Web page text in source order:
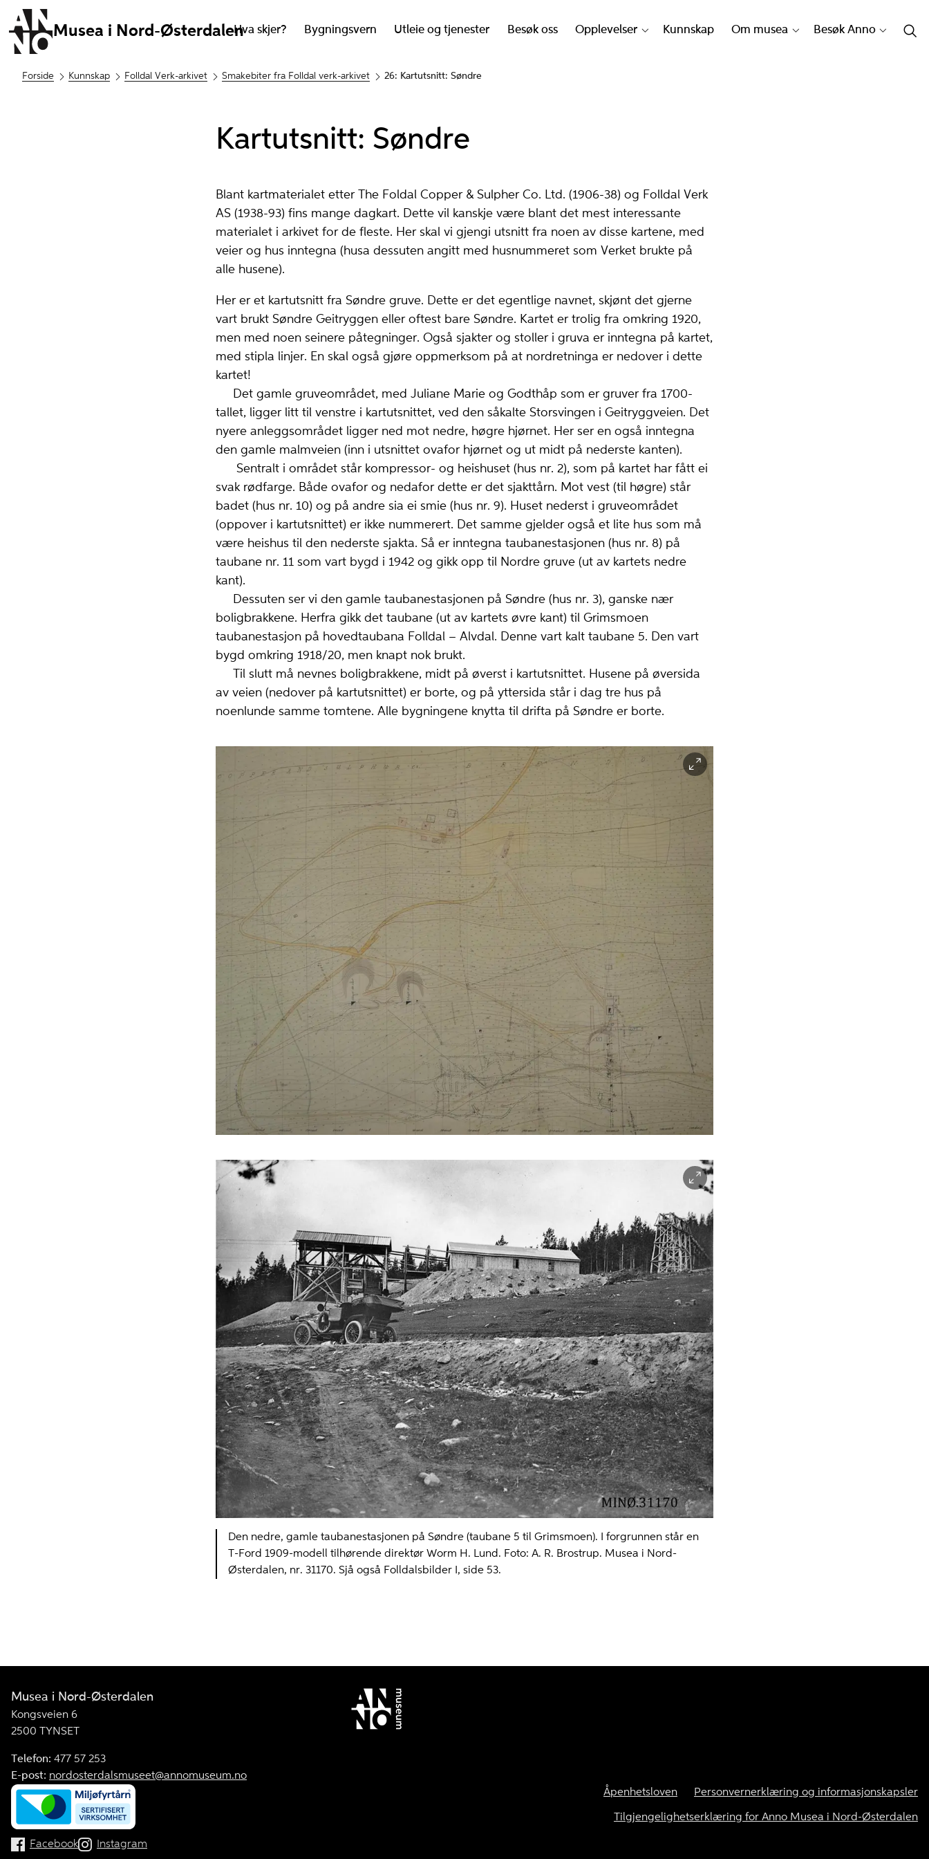
Musea i Nord-ØsterdalenHva skjer? Bygningsvern Utleie og tjenester Besøk oss Opplevelser Kunnskap Om musea Besøk Anno
Forside Kunnskap Folldal Verk-arkivet Smakebiter fra Folldal verk-arkivet 26: Kartutsnitt: Søndre
Kartutsnitt: Søndre
Blant kartmaterialet etter The Foldal Copper & Sulpher Co. Ltd. (1906-38) og Folldal Verk
AS (1938-93) fins mange dagkart. Dette vil kanskje være blant det mest interessante
materialet i arkivet for de fleste. Her skal vi gjengi utsnitt fra noen av disse kartene, med
veier og hus inntegna (husa dessuten angitt med husnummeret som Verket brukte på
alle husene).
Her er et kartutsnitt fra Søndre gruve. Dette er det egentlige navnet, skjønt det gjerne
vart brukt Søndre Geitryggen eller oftest bare Søndre. Kartet er trolig fra omkring 1920,
men med noen seinere påtegninger. Også sjakter og stoller i gruva er inntegna på kartet,
med stipla linjer. En skal også gjøre oppmerksom på at nordretninga er nedover i dette
kartet!
Det gamle gruveområdet, med Juliane Marie og Godthåp som er gruver fra 1700-
tallet, ligger litt til venstre i kartutsnittet, ved den såkalte Storsvingen i Geitryggveien. Det
nyere anleggsområdet ligger ned mot nedre, høgre hjørnet. Her ser en også inntegna
den gamle malmveien (inn i utsnittet ovafor hjørnet og ut midt på nederste kanten).
Sentralt i området står kompressor- og heishuset (hus nr. 2), som på kartet har fått ei
svak rødfarge. Både ovafor og nedafor dette er det sjakttårn. Mot vest (til høgre) står
badet (hus nr. 10) og på andre sia ei smie (hus nr. 9). Huset nederst i gruveområdet
(oppover i kartutsnittet) er ikke nummerert. Det samme gjelder også et lite hus som må
være heishus til den nederste sjakta. Så er inntegna taubanestasjonen (hus nr. 8) på
taubane nr. 11 som vart bygd i 1942 og gikk opp til Nordre gruve (ut av kartets nedre
kant).
Dessuten ser vi den gamle taubanestasjonen på Søndre (hus nr. 3), ganske nær
boligbrakkene. Herfra gikk det taubane (ut av kartets øvre kant) til Grimsmoen
taubanestasjon på hovedtaubana Folldal – Alvdal. Denne vart kalt taubane 5. Den vart
bygd omkring 1918/20, men knapt nok brukt.
Til slutt må nevnes boligbrakkene, midt på øverst i kartutsnittet. Husene på øversida
av veien (nedover på kartutsnittet) er borte, og på yttersida står i dag tre hus på
noenlunde samme tomtene. Alle bygningene knytta til drifta på Søndre er borte.
Den nedre, gamle taubanestasjonen på Søndre (taubane 5 til Grimsmoen). I forgrunnen står en
T-Ford 1909-modell tilhørende direktør Worm H. Lund. Foto: A. R. Brostrup. Musea i Nord-
Østerdalen, nr. 31170. Sjå også Folldalsbilder I, side 53.
Musea i Nord-Østerdalen
Kongsveien 6
2500 TYNSET
Telefon: 477 57 253
E-post: nordosterdalsmuseet@annomuseum.no
Facebook Instagram
Åpenhetsloven Personvernerklæring og informasjonskapsler
Tilgjengelighetserklæring for Anno Musea i Nord-Østerdalen